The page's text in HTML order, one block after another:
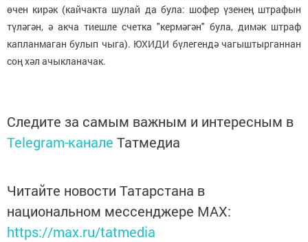
өчен кирәк (кайчакта шулай да була: шофер үзенең штрафын
түләгән, ә акча тиешле счетка "кермәгән" була, димәк штраф
капланмаган булып чыга). ЮХИДИ бүлегендә чагыштырганнан
соң хәл ачыкланачак.
Следите за самым важным и интересным в
Telegram-канале Татмедиа
Читайте новости Татарстана в
национальном мессенджере MАХ:
https://max.ru/tatmedia